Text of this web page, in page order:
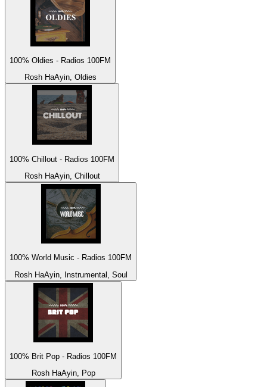
100% Oldies - Radios 100FM
Rosh HaAyin, Oldies
100% Chillout - Radios 100FM
Rosh HaAyin, Chillout
100% World Music - Radios 100FM
Rosh HaAyin, Instrumental, Soul
100% Brit Pop - Radios 100FM
Rosh HaAyin, Pop